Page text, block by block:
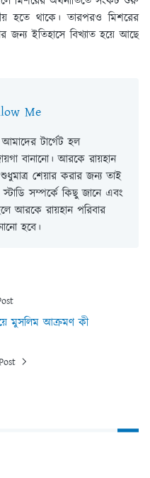
হতে থাকে। তারপরও মিশরের
জন্য ইতিহাসে বিখ্যাত হয়ে আছে
Me
টার্গেট হল
বানানো। আরকে রায়হান
শেয়ার করার জন্য তাই
সম্পর্কে কিছু জানে এবং
আরকে রায়হান পরিবার
হবে।
মুসলিম আক্রমণ কী